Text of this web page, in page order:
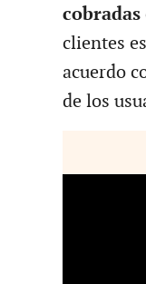
cobradas
clientes
acuerdo
de los